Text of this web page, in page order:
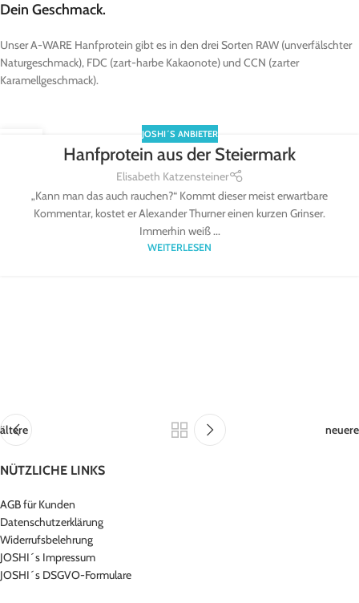
Dein Geschmack.
UnserA-WARE Hanfprotein gibt es in den drei Sorten RAW (unverfälschter
Naturgeschmack), FDC (zart-harbe Kakaonote) und CCN (zarter
Karamellgeschmack).
JOSHI´S ANBIETER
Hanfprotein aus der Steiermark
Elisabeth Katzensteiner
„Kann man das auch rauchen?“ Kommt dieser meist erwartbare
Kommentar, kostet er Alexander Thurner einen kurzen Grinser.
Immerhin weiß ...
WEITERLESEN
ältere neuere
NÜTZLICHE LINKS
AGB für Kunden
Datenschutzerklärung
Widerrufsbelehrung
JOSHI´s Impressum
JOSHI´s DSGVO-Formulare